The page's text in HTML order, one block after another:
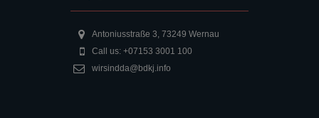
Antoniusstraße 3, 73249 Wernau
Call us: +07153 3001 100
wirsindda@bdkj.info